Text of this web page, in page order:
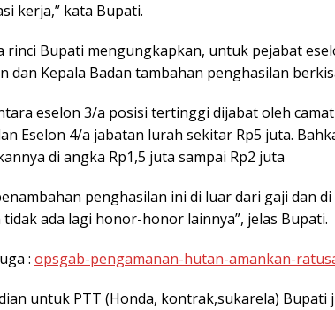
kerja,” kata Bupati.
rinci Bupati mengungkapkan, untuk pejabat
dan Kepala Badan tambahan penghasilan
eselon 3/a posisi tertinggi dijabat oleh
Eselon 4/a jabatan lurah sekitar Rp5 juta.
di angka Rp1,5 juta sampai Rp2 juta
penghasilan ini di luar dari gaji dan
tidak ada lagi honor-honor lainnya”, jelas Bupati.
: opsgab-pengamanan-hutan-amankan-
untuk PTT (Honda, kontrak,sukarela) Bupati